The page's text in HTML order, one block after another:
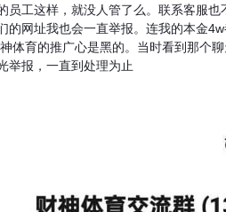
员工这样，就没人管了么。联系客服
的网址我也会一直举报。连我的本金
体育的推广心是黑的。当时看到那个
举报，一直到处理为止